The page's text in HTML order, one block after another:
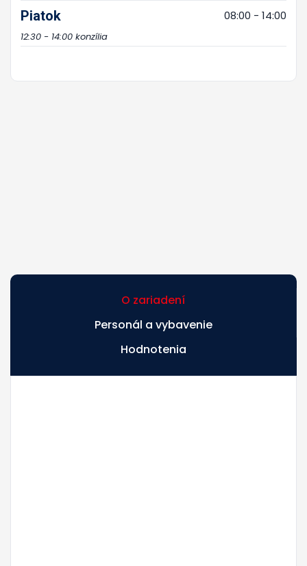
Piatok 08:00 - 14:00
12:30 - 14:00 konzília
O zariadení
Personál a vybavenie
Hodnotenia